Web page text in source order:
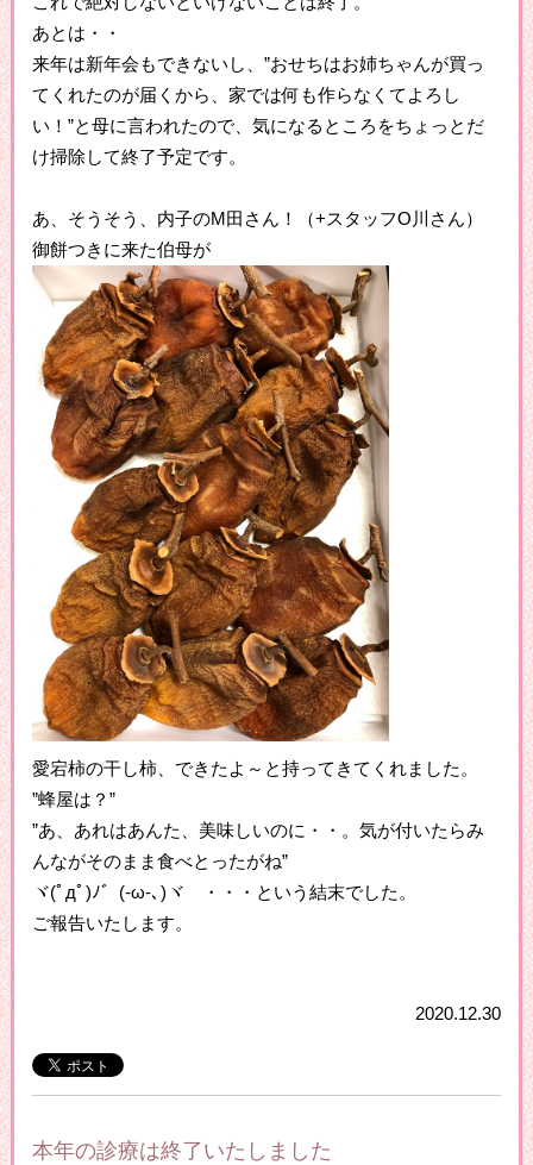
あとは・・
来年は新年会もできないし、”おせちはお姉ちゃんが買っ
てくれたのが届くから、家では何も作らなくてよろし
い！”と母に言われたので、気になるところをちょっとだ
け掃除して終了予定です。
あ、そうそう、内子のM田さん！（+スタッフO川さん）
御餅つきに来た伯母が
愛宕柿の干し柿、できたよ～と持ってきてくれました。
”蜂屋は？”
”あ、あれはあんた、美味しいのに・・。気が付いたらみ
んながそのまま食べとったがね”
ヾ(ﾟдﾟ)ﾉ゛(-ω-､)ヾ ・・・という結末でした。
ご報告いたします。
2020.12.30
本年の診療は終了いたしました